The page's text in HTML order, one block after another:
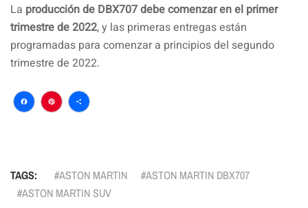
La producción de DBX707 debe comenzar en el primer
trimestre de 2022, y las primeras entregas están
programadas para comenzar a principios del segundo
trimestre de 2022.
Facebook
Pinterest
Compartir
TAGS: ASTON MARTIN
ASTON MARTIN DBX707
ASTON MARTIN SUV